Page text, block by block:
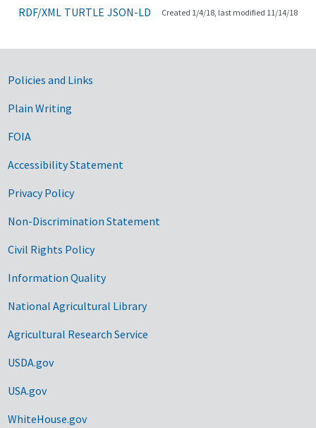
RDF/XML TURTLE JSON-LD Created 1/4/18, last modified 11/14/18
Government Links
Policies and Links
Plain Writing
FOIA
Accessibility Statement
Privacy Policy
Non-Discrimination Statement
Civil Rights Policy
Information Quality
National Agricultural Library
Agricultural Research Service
USDA.gov
USA.gov
WhiteHouse.gov